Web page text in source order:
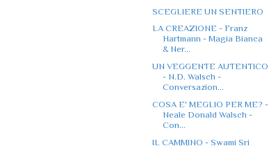
SCEGLIERE UN SENTIERO
LA CREAZIONE - Franz
Hartmann - Magia Bianca
& Ner...
UN VEGGENTE AUTENTICO
- N.D. Walsch -
Conversazion...
COSA E' MEGLIO PER ME? -
Neale Donald Walsch -
Con...
IL CAMMINO - Swami Sri